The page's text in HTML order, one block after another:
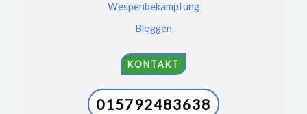
Wespenbekämpfung
Bloggen
KONTAKT
015792483638